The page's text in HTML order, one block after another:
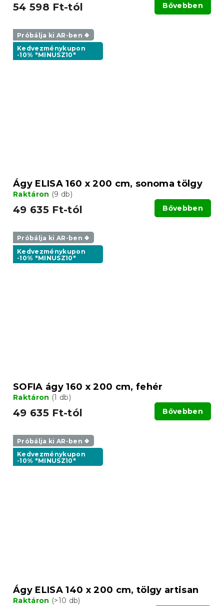
54 598 Ft-tól Bővebben
Próbálja ki AR-ben ❖
Kedvezménykupon
-10% "MINUSZ10"
Ágy ELISA 160 x 200 cm, sonoma tölgy
Raktáron (9 db)
49 635 Ft-tól Bővebben
Próbálja ki AR-ben ❖
Kedvezménykupon
-10% "MINUSZ10"
SOFIA ágy 160 x 200 cm, fehér
Raktáron (1 db)
49 635 Ft-tól Bővebben
Próbálja ki AR-ben ❖
Kedvezménykupon
-10% "MINUSZ10"
Ágy ELISA 140 x 200 cm, tölgy artisan
Raktáron (>10 db)